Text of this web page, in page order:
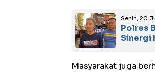
Senin, 20
Polres
Sinergi
Masyarakat juga